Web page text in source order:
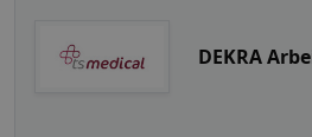
DEKRA